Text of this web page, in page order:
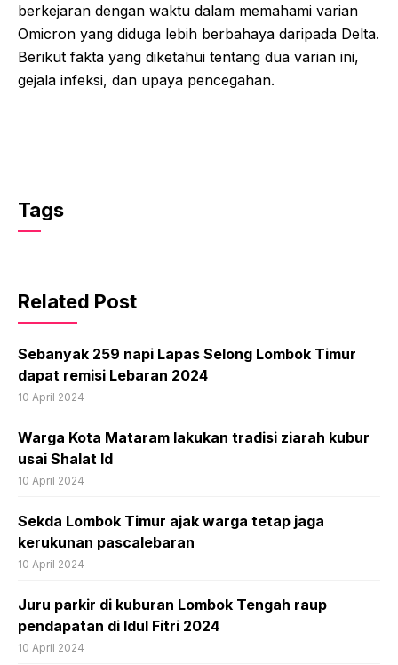
berkejaran dengan waktu dalam memahami varian
Omicron yang diduga lebih berbahaya daripada Delta.
Berikut fakta yang diketahui tentang dua varian ini,
gejala infeksi, dan upaya pencegahan.
Tags
Related Post
Sebanyak 259 napi Lapas Selong Lombok Timur
dapat remisi Lebaran 2024
10 April 2024
Warga Kota Mataram lakukan tradisi ziarah kubur
usai Shalat Id
10 April 2024
Sekda Lombok Timur ajak warga tetap jaga
kerukunan pascalebaran
10 April 2024
Juru parkir di kuburan Lombok Tengah raup
pendapatan di Idul Fitri 2024
10 April 2024